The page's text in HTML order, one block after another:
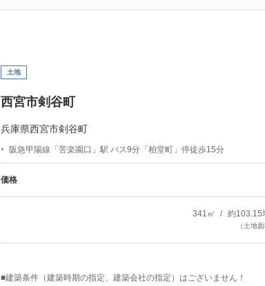
土地
西宮市剣谷町
兵庫県西宮市剣谷町
阪急甲陽線「苦楽園口」駅 バス9分「柏堂町」停徒歩15分
価格
341㎡ 約103.15
（土地
■建築条件（建築時期の指定、建築会社の指定）はございません！